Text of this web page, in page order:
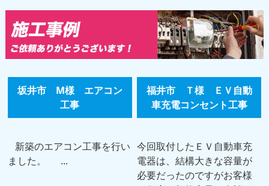
坂井市 M様 エアコン
工事
新築のエアコン工事を行い
ました。 ...
福井市 Ｔ様 ＥＶ自動
車充電コンセント工事
今回取付したＥＶ自動車充
電器は、結構大きな容量が
必要だったのですがお客様